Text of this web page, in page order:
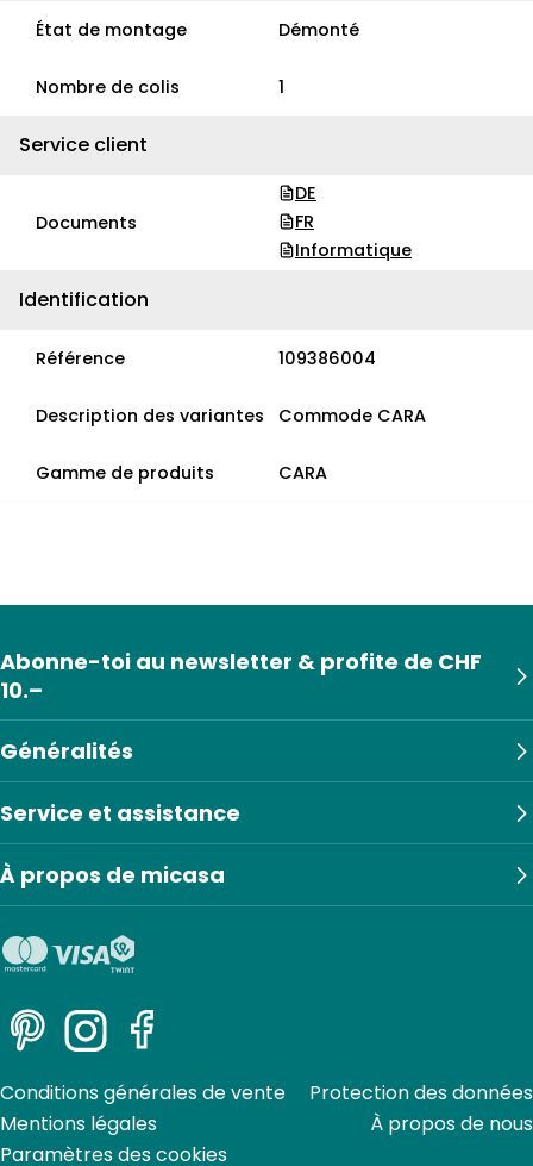
État de montage Démonté
Nombre de colis 1
Service client
Documents
DE
FR
Informatique
Identification
Référence 109386004
Description des variantes Commode CARA
Gamme de produits CARA
Généralités
Service et assistance
À propos de micasa
Abonne-toi au newsletter & profite de CHF
10.–
PinterestInstagramFacebook
Conditions générales de vente
Protection des données
Mentions légales
À propos de nous
Paramètres des cookies